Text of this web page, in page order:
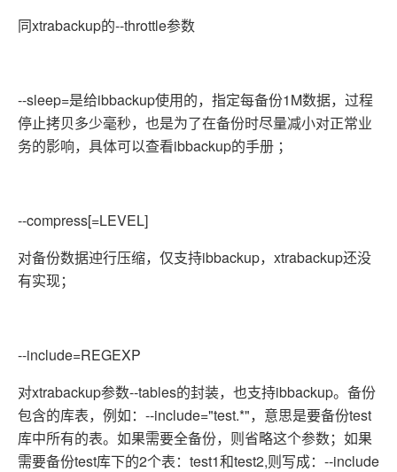
同xtrabackup的--throttle参数
--sleep=是给ibbackup使用的，指定每备份1M数据，过程
停止拷贝多少毫秒，也是为了在备份时尽量减小对正常业
务的影响，具体可以查看ibbackup的手册 ；
--compress[=LEVEL]
对备份数据迚行压缩，仅支持ibbackup，xtrabackup还没
有实现；
--include=REGEXP
对xtrabackup参数--tables的封装，也支持ibbackup。备份
包含的库表，例如：--include="test.*"，意思是要备份test
库中所有的表。如果需要全备份，则省略这个参数；如果
需要备份test库下的2个表：test1和test2,则写成：--include